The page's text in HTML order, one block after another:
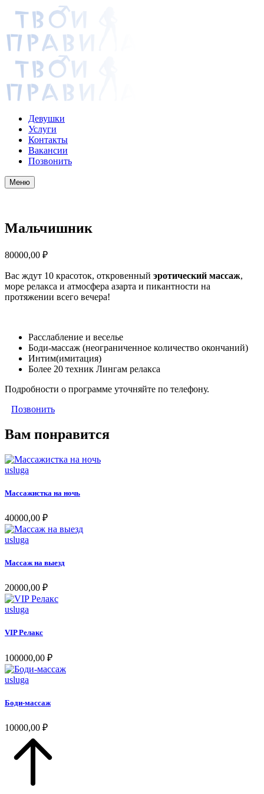
Девушки
Услуги
Контакты
Вакансии
Позвонить
Меню
Мальчишник
80000,00 ₽
Вас ждут 10 красоток, откровенный эротический массаж,
море релакса и атмосфера азарта и пикантности на
протяжении всего вечера!
Расслабление и веселье
Боди-массаж (неограниченное количество окончаний)
Интим(имитация)
Более 20 техник Лингам релакса
Подробности о программе уточняйте по телефону.
Позвонить
Вам понравится
usluga
Массажистка на ночь
40000,00 ₽
usluga
Массаж на выезд
20000,00 ₽
usluga
VIP Релакс
100000,00 ₽
usluga
Боди-массаж
10000,00 ₽